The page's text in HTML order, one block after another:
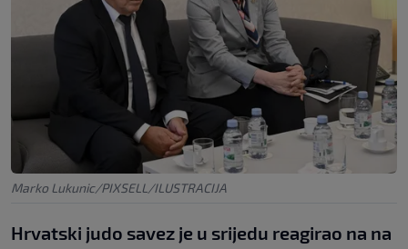
Marko Lukunic/PIXSELL/ILUSTRACIJA
Hrvatski judo savez je u srijedu reagirao na na